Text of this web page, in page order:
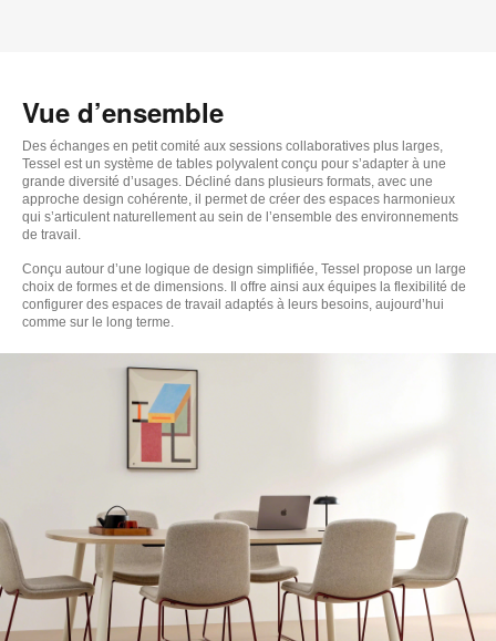
Vue d’ensemble
Des échanges en petit comité aux sessions collaboratives plus larges,
Tessel est un système de tables polyvalent conçu pour s’adapter à une
grande diversité d’usages. Décliné dans plusieurs formats, avec une
approche design cohérente, il permet de créer des espaces harmonieux
qui s’articulent naturellement au sein de l’ensemble des environnements
de travail.
Conçu autour d’une logique de design simplifiée, Tessel propose un large
choix de formes et de dimensions. Il offre ainsi aux équipes la flexibilité de
configurer des espaces de travail adaptés à leurs besoins, aujourd’hui
comme sur le long terme.